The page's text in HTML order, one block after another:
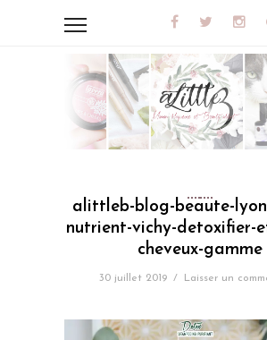
alittleb-blog-beaute-
nutrient-vichy-detoxifier-
cheveux-gamme
30 juillet 2019 / Laisser un